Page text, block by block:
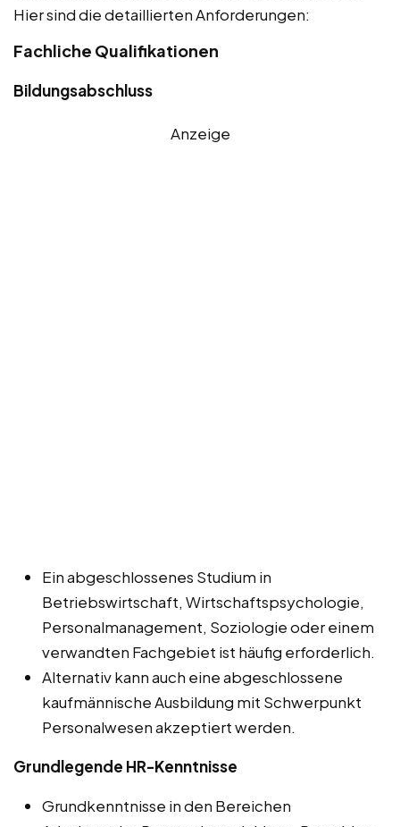
Hier sind die detaillierten Anforderungen:
Fachliche Qualifikationen
Bildungsabschluss
Anzeige
Ein abgeschlossenes Studium in
Betriebswirtschaft, Wirtschaftspsychologie,
Personalmanagement, Soziologie oder einem
verwandten Fachgebiet ist häufig erforderlich.
Alternativ kann auch eine abgeschlossene
kaufmännische Ausbildung mit Schwerpunkt
Personalwesen akzeptiert werden.
Grundlegende HR-Kenntnisse
Grundkenntnisse in den Bereichen